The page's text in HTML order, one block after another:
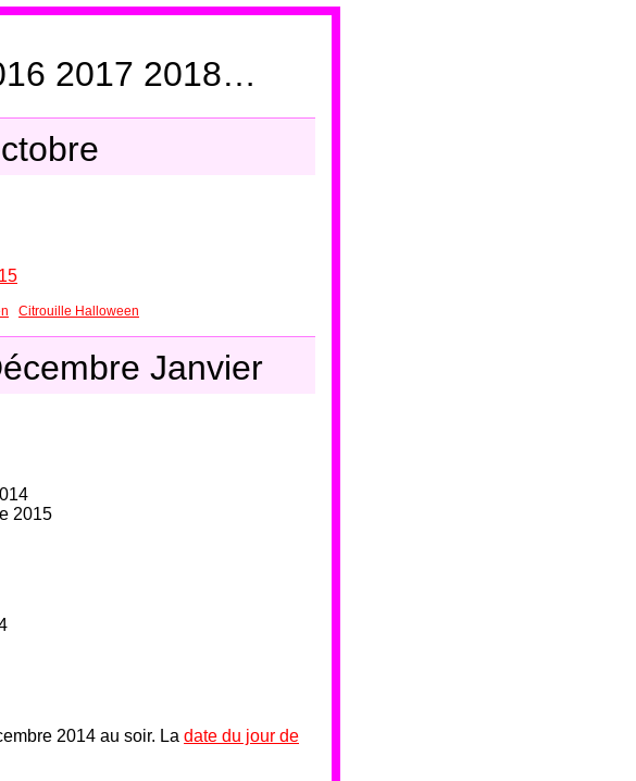
2017 2018…
Citrouille Halloween
Janvier
2015
2014 au soir. La date du jour de